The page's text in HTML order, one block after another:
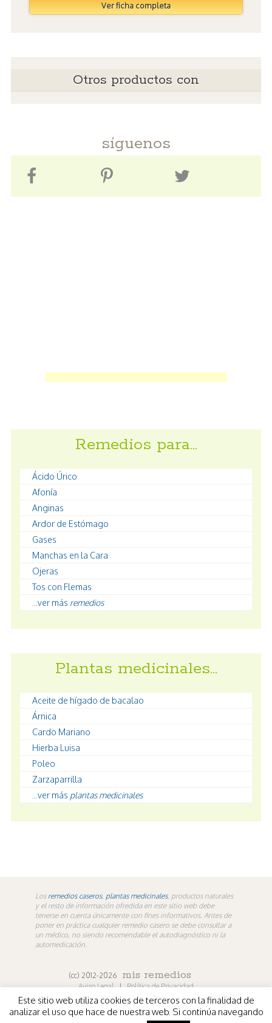
Ver ficha completa
Otros productos con
síguenos
Remedios para…
Ácido Úrico
Afonía
Anginas
Ardor de Estómago
Gases
Manchas en la Cara
Ojeras
Tos con Flemas
...ver más remedios
Plantas medicinales…
Aceite de hígado de bacalao
Árnica
Cardo Mariano
Hierba Luisa
Poleo
Zarzaparrilla
...ver más plantas medicinales
Los remedios caseros, plantas medicinales, productos naturales
y el resto de información ofredida en este sitio web debe
tenerse en cuenta únicamente con fines informativos. Antes de
poner en práctica cualquier remedio casero se debe consultar a
un médico, no siendo recomendable el autodiagnóstico ni la
automedicación.
(cc) 2012-2026 mis remedios
Aviso Legal | Política de Privacidad
En los contenidos propios de misremedios. En vídeos y
fotografías de terceros aplica la licencia de sus
Este sitio web utiliza cookies de terceros con la finalidad de
analizar el uso que hace de nuestra web. Si continúa navegando